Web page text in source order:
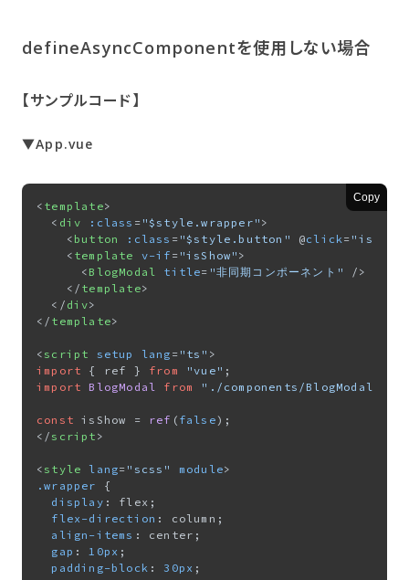
defineAsyncComponentを​使用しない​場合
【サンプルコード】
▼App.vue
Copy
< template>
< div :class = "$style.wrapper" >
< button :class = "$style.button" @click =
< template v-if = "isShow" >
< BlogModal title= "非同期コンポーネント"
/>
</ template>
</ div>
</ template>
< script setup lang = "ts" >
import { ref } from "vue"
import
BlogModal from "./components/
const isShow = ref ( false
</ script >
< style lang= "scss" module>
.wrapper
{
display : flex;
flex-direction : column;
align-items : center;
gap : 10px ;
padding-block : 30px ;